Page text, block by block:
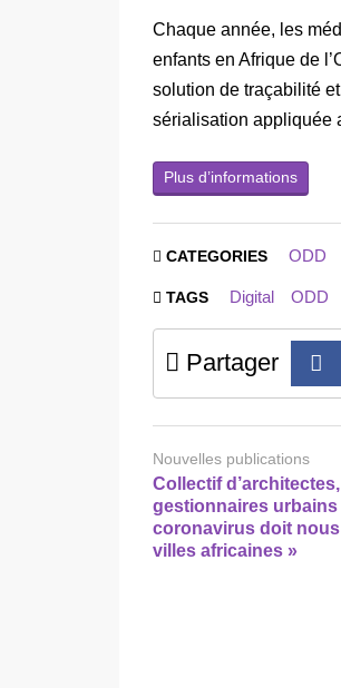
Chaque année, les
enfants en Afrique de
solution de traçabilité
sérialisation appliquée
Plus d’informations
CATEGORIES ODD
TAGS Digital ODD
Partager
Nouvelles publications
Collectif
gestionnaires urbains
coronavirus doit
villes africaines »